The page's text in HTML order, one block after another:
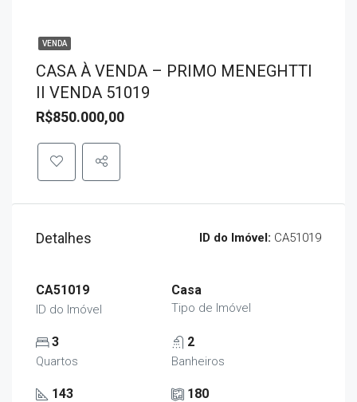
VENDA
CASA À VENDA – PRIMO MENEGHTTI
II VENDA 51019
R$850.000,00
Detalhes ID do Imóvel: CA51019
CA51019
ID do Imóvel
Casa
Tipo de Imóvel
3
Quartos
2
Banheiros
143 180